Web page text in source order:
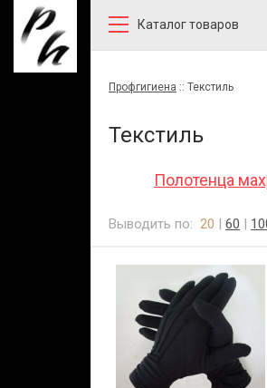
Каталог товаров
Профгигиена :: Текстиль
Текстиль
Полотенца
Выводить по: 20 | 60 |